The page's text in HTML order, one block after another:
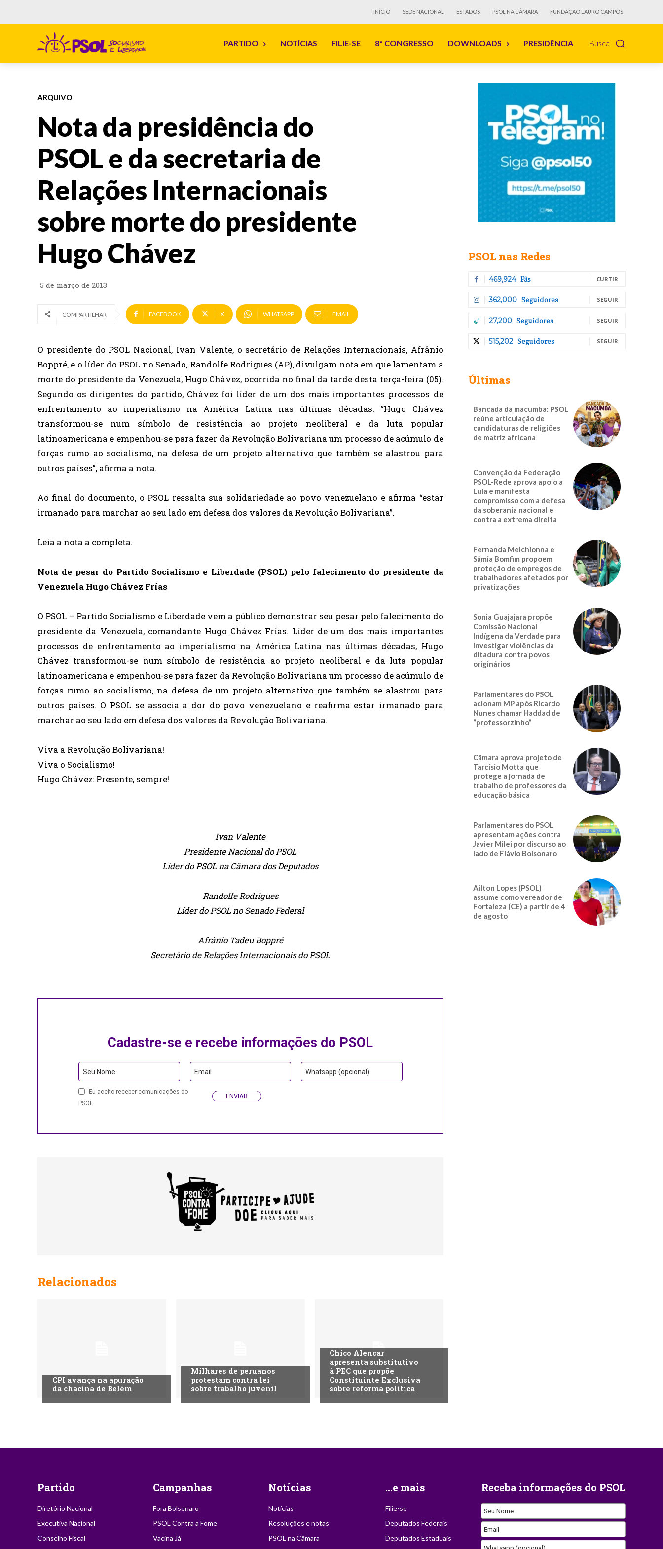
INÍCIO SEDE NACIONAL ESTADOS PSOL NA CÂMARA FUNDAÇÃO LAURO CAMPOS
Busca
PARTIDO NOTÍCIAS FILIE-SE 8º CONGRESSO DOWNLOADS PRESIDÊNCIA
ARQUIVO
Nota da presidência do
PSOL e da secretaria de
Relações Internacionais
sobre morte do presidente
Hugo Chávez
5 de março de 2013
COMPARTILHAR FACEBOOK X WHATSAPP EMAIL
O presidente do PSOL Nacional, Ivan Valente, o secretário de Relações Internacionais, Afrânio
Boppré, e o líder do PSOL no Senado, Randolfe Rodrigues (AP), divulgam nota em que lamentam a
morte do presidente da Venezuela, Hugo Chávez, ocorrida no final da tarde desta terça-feira (05).
Segundo os dirigentes do partido, Chávez foi líder de um dos mais importantes processos de
enfrentamento ao imperialismo na América Latina nas últimas décadas. “Hugo Chávez
transformou-se num símbolo de resistência ao projeto neoliberal e da luta popular
latinoamericana e empenhou-se para fazer da Revolução Bolivariana um processo de acúmulo de
forças rumo ao socialismo, na defesa de um projeto alternativo que também se alastrou para
outros países”, afirma a nota.
Ao final do documento, o PSOL ressalta sua solidariedade ao povo venezuelano e afirma “estar
irmanado para marchar ao seu lado em defesa dos valores da Revolução Bolivariana”.
Leia a nota a completa.
Nota de pesar do Partido Socialismo e Liberdade (PSOL) pelo falecimento do presidente da
Venezuela Hugo Chávez Frías
O PSOL – Partido Socialismo e Liberdade vem a público demonstrar seu pesar pelo falecimento do
presidente da Venezuela, comandante Hugo Chávez Frías. Líder de um dos mais importantes
processos de enfrentamento ao imperialismo na América Latina nas últimas décadas, Hugo
Chávez transformou-se num símbolo de resistência ao projeto neoliberal e da luta popular
latinoamericana e empenhou-se para fazer da Revolução Bolivariana um processo de acúmulo de
forças rumo ao socialismo, na defesa de um projeto alternativo que também se alastrou para
outros países. O PSOL se associa a dor do povo venezuelano e reafirma estar irmanado para
marchar ao seu lado em defesa dos valores da Revolução Bolivariana.
Viva a Revolução Bolivariana!
Viva o Socialismo!
Hugo Chávez: Presente, sempre!
Ivan Valente
Presidente Nacional do PSOL
Líder do PSOL na Câmara dos Deputados
Randolfe Rodrigues
Líder do PSOL no Senado Federal
Afrânio Tadeu Boppré
Secretário de Relações Internacionais do PSOL
Cadastre-se e recebe informações do PSOL
Seu Nome Email Whatsapp (opcional)
Eu aceito receber comunicações do
PSOL.
ENVIAR
Relacionados
CPI avança na apuração
da chacina de Belém
Milhares de peruanos
protestam contra lei
sobre trabalho juvenil
Chico Alencar
apresenta substitutivo
à PEC que propõe
Constituinte Exclusiva
sobre reforma política
PSOL nas Redes
469,924 Fãs CURTIR
362,000 Seguidores SEGUIR
27,200 Seguidores SEGUIR
515,202 Seguidores SEGUIR
Últimas
Bancada da macumba: PSOL
reúne articulação de
candidaturas de religiões
de matriz africana
Convenção da Federação
PSOL-Rede aprova apoio a
Lula e manifesta
compromisso com a defesa
da soberania nacional e
contra a extrema direita
Fernanda Melchionna e
Sâmia Bomfim propoem
proteção de empregos de
trabalhadores afetados por
privatizações
Sonia Guajajara propõe
Comissão Nacional
Indígena da Verdade para
investigar violências da
ditadura contra povos
originários
Parlamentares do PSOL
acionam MP após Ricardo
Nunes chamar Haddad de
“professorzinho”
Câmara aprova projeto de
Tarcísio Motta que
protege a jornada de
trabalho de professores da
educação básica
Parlamentares do PSOL
apresentam ações contra
Javier Milei por discurso ao
lado de Flávio Bolsonaro
Ailton Lopes (PSOL)
assume como vereador de
Fortaleza (CE) a partir de 4
de agosto
Partido
Diretório Nacional
Executiva Nacional
Conselho Fiscal
Campanhas
Fora Bolsonaro
PSOL Contra a Fome
Vacina Já
Notícias
Notícias
Resoluções e notas
PSOL na Câmara
...e mais
Filie-se
Deputados Federais
Deputados Estaduais
Receba informações do PSOL
Seu Nome
Email